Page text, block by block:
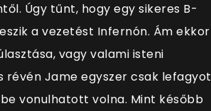
Úgy tűnt, hogy egy sikeres B-
a vezetést Infernón. Ám ekkor
vagy valami isteni
révén Jame egyszer csak
vonulhatott volna. Mint később